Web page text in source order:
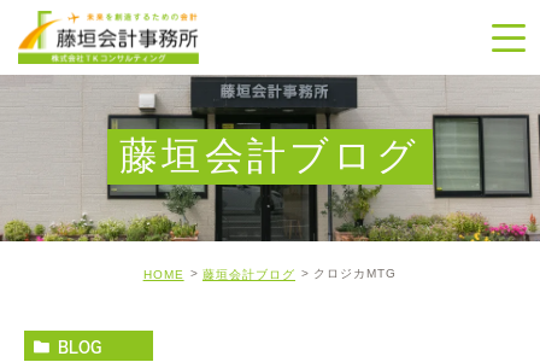
藤垣会計ブログ
HOME 藤垣会計ブログ クロジカMTG
BLOG